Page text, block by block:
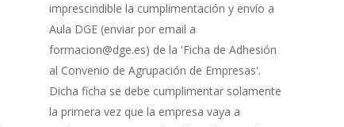
imprescindible la cumplimentación y envío a
Aula DGE (enviar por email a
formacion@dge.es) de la 'Ficha de Adhesión
al Convenio de Agrupación de Empresas'.
Dicha ficha se debe cumplimentar solamente
la primera vez que la empresa vaya a